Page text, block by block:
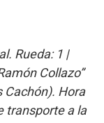
Rueda: 1 |
Collazo”
Cachón). Hora
transporte a la